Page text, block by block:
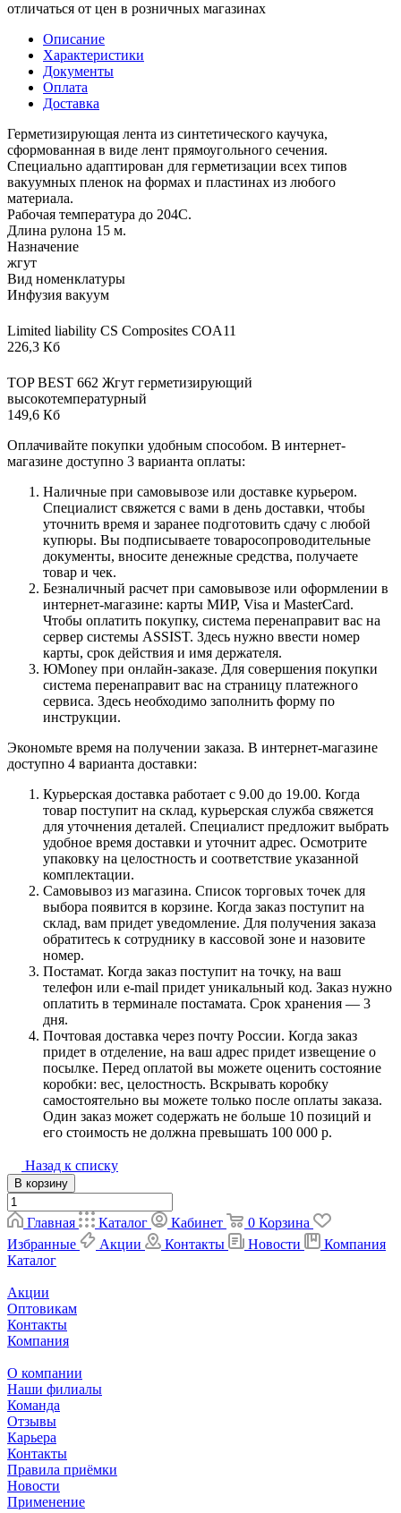
отличаться от цен в розничных магазинах
Описание
Характеристики
Документы
Оплата
Доставка
Герметизирующая лента из синтетического каучука,
сформованная в виде лент прямоугольного сечения.
Специально адаптирован для герметизации всех типов
вакуумных пленок на формах и пластинах из любого
материала.
Рабочая температура до 204С.
Длина рулона 15 м.
Назначение
жгут
Вид номенклатуры
Инфузия вакуум
Limited liability CS Composites COA11
226,3 Кб
TOP BEST 662 Жгут герметизирующий
высокотемпературный
149,6 Кб
Оплачивайте покупки удобным способом. В интернет-
магазине доступно 3 варианта оплаты:
Наличные при самовывозе или доставке курьером.
Специалист свяжется с вами в день доставки, чтобы
уточнить время и заранее подготовить сдачу с любой
купюры. Вы подписываете товаросопроводительные
документы, вносите денежные средства, получаете
товар и чек.
Безналичный расчет при самовывозе или оформлении в
интернет-магазине: карты МИР, Visa и MasterCard.
Чтобы оплатить покупку, система перенаправит вас на
сервер системы ASSIST. Здесь нужно ввести номер
карты, срок действия и имя держателя.
ЮMoney при онлайн-заказе. Для совершения покупки
система перенаправит вас на страницу платежного
сервиса. Здесь необходимо заполнить форму по
инструкции.
Экономьте время на получении заказа. В интернет-магазине
доступно 4 варианта доставки:
Курьерская доставка работает с 9.00 до 19.00. Когда
товар поступит на склад, курьерская служба свяжется
для уточнения деталей. Специалист предложит выбрать
удобное время доставки и уточнит адрес. Осмотрите
упаковку на целостность и соответствие указанной
комплектации.
Самовывоз из магазина. Список торговых точек для
выбора появится в корзине. Когда заказ поступит на
склад, вам придет уведомление. Для получения заказа
обратитесь к сотруднику в кассовой зоне и назовите
номер.
Постамат. Когда заказ поступит на точку, на ваш
телефон или e-mail придет уникальный код. Заказ нужно
оплатить в терминале постамата. Срок хранения — 3
дня.
Почтовая доставка через почту России. Когда заказ
придет в отделение, на ваш адрес придет извещение о
посылке. Перед оплатой вы можете оценить состояние
коробки: вес, целостность. Вскрывать коробку
самостоятельно вы можете только после оплаты заказа.
Один заказ может содержать не больше 10 позиций и
его стоимость не должна превышать 100 000 р.
Назад к списку
В корзину
Главная Каталог Кабинет 0 Корзина
Избранные
Акции Контакты Новости
Компания
Каталог
Акции
Оптовикам
Контакты
Компания
О компании
Наши филиалы
Команда
Отзывы
Карьера
Контакты
Правила приёмки
Новости
Применение